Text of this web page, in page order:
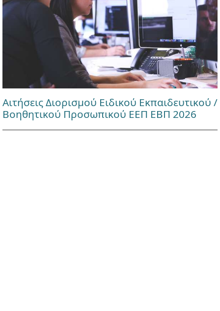
Αιτήσεις Διορισμού Ειδικού Εκπαιδευτικού /
Βοηθητικού Προσωπικού ΕΕΠ ΕΒΠ 2026